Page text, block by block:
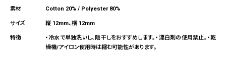
Cotton 20% / Polyester 80%
縦 12mm、横 12mm
・冷水で単独洗いし、陰干しをおすすめします。・漂白剤の使用禁止。・乾
燥機/アイロン使用時は縮む可能性があります。